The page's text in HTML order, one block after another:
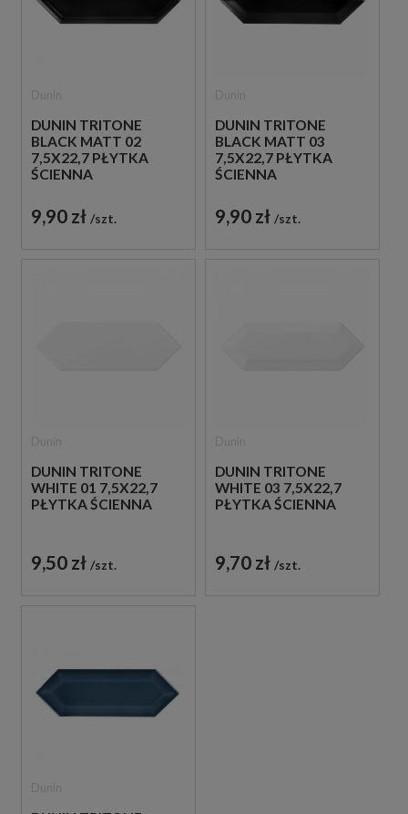
DUNIN TRITONE
BLACK MATT 02
7,5X22,7 PŁYTKA
ŚCIENNA
9,90 zł szt.
DUNIN TRITONE
BLACK MATT 03
7,5X22,7 PŁYTKA
ŚCIENNA
9,90 zł szt.
DUNIN TRITONE
WHITE 01 7,5X22,7
PŁYTKA ŚCIENNA
9,50 zł szt.
DUNIN TRITONE
WHITE 03 7,5X22,7
PŁYTKA ŚCIENNA
9,70 zł szt.